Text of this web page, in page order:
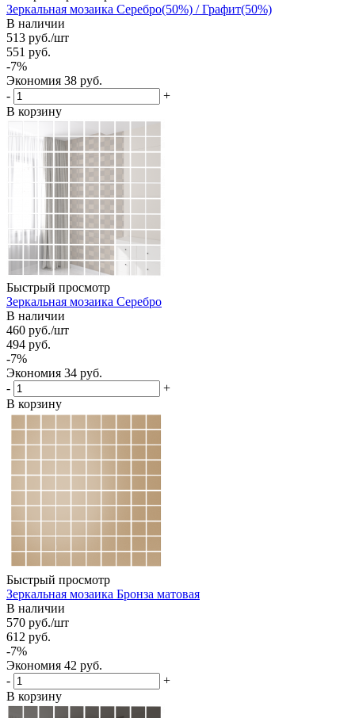
Зеркальная мозаика Серебро(50%) / Графит(50%)
В наличии
513 руб./шт
551 руб.
-7%
Экономия 38 руб.
-
+
В корзину
Быстрый просмотр
Зеркальная мозаика Серебро
В наличии
460 руб./шт
494 руб.
-7%
Экономия 34 руб.
-
+
В корзину
Быстрый просмотр
Зеркальная мозаика Бронза матовая
В наличии
570 руб./шт
612 руб.
-7%
Экономия 42 руб.
-
+
В корзину